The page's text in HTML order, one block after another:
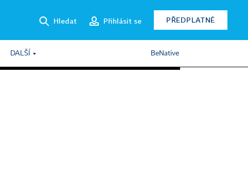
Hledat Přihlásit se PŘEDPLATNÉ
DALŠÍ BeNative